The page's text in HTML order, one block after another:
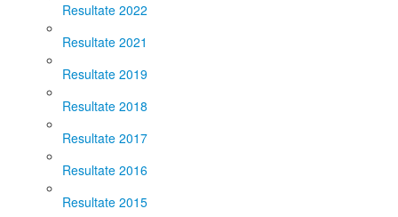
Resultate 2022
Resultate 2021
Resultate 2019
Resultate 2018
Resultate 2017
Resultate 2016
Resultate 2015